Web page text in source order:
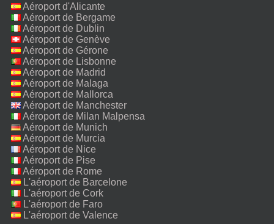
Aéroport d'Alicante
Aéroport de Bergame
Aéroport de Dublin
Aéroport de Genève
Aéroport de Gérone
Aéroport de Lisbonne
Aéroport de Madrid
Aéroport de Malaga
Aéroport de Mallorca
Aéroport de Manchester
Aéroport de Milan Malpensa
Aéroport de Munich
Aéroport de Murcia
Aéroport de Nice
Aéroport de Pise
Aéroport de Rome
Fiumicino
L'aéroport de Barcelone
L'aéroport de Cork
L'aéroport de Faro
L'aéroport de Valence